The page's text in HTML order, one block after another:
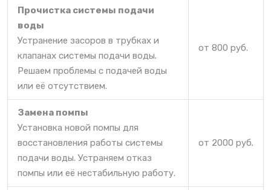
Прочистка системы подачи
воды
Устранение засоров в трубках и
клапанах системы подачи воды.
Решаем проблемы с подачей воды
или её отсутствием.
от 800 руб.
Замена помпы
Установка новой помпы для
восстановления работы системы
подачи воды. Устраняем отказ
помпы или её нестабильную работу.
от 2000 руб.